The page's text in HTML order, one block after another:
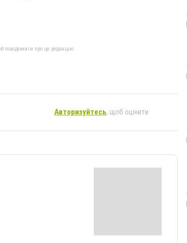
повідомити про це редакцію
Авторизуйтесь, щоб оцінити